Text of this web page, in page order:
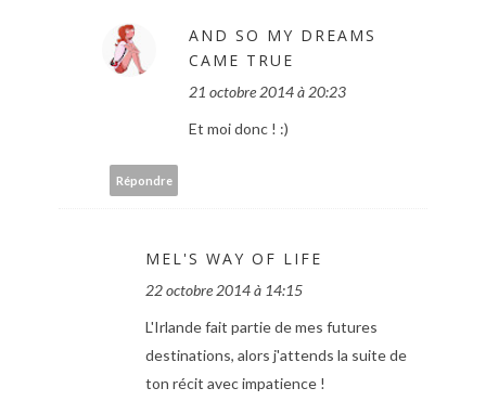
AND SO MY DREAMS
CAME TRUE
21 octobre 2014 à 20:23
Et moi donc ! :)
Répondre
MEL'S WAY OF LIFE
22 octobre 2014 à 14:15
L'Irlande fait partie de mes futures
destinations, alors j'attends la suite de
ton récit avec impatience !